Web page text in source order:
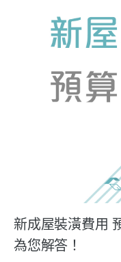
新成屋裝潢費用
為您解答！